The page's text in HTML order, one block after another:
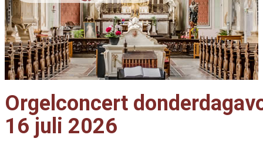
Orgelconcert
16 juli 2026